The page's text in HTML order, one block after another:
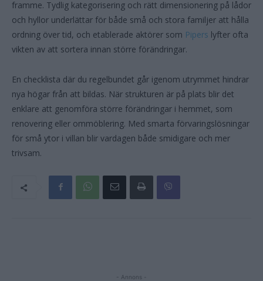
framme. Tydlig kategorisering och rätt dimensionering på lådor
och hyllor underlättar för både små och stora familjer att hålla
ordning över tid, och etablerade aktörer som Pipers lyfter ofta
vikten av att sortera innan större förändringar.
En checklista där du regelbundet går igenom utrymmet hindrar
nya högar från att bildas. När strukturen är på plats blir det
enklare att genomföra större förändringar i hemmet, som
renovering eller ommöblering. Med smarta förvaringslösningar
för små ytor i villan blir vardagen både smidigare och mer
trivsam.
- Annons -